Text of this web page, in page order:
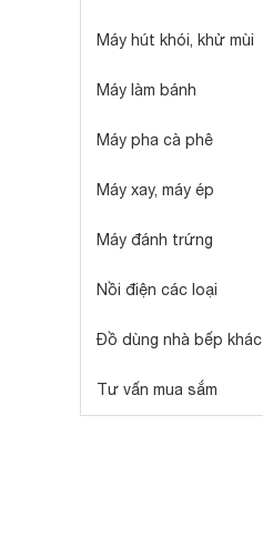
Máy hút khói, khử mùi
Máy làm bánh
Máy pha cà phê
Máy xay, máy ép
Máy đánh trứng
Nồi điện các loại
Đồ dùng nhà bếp khác
Tư vấn mua sắm